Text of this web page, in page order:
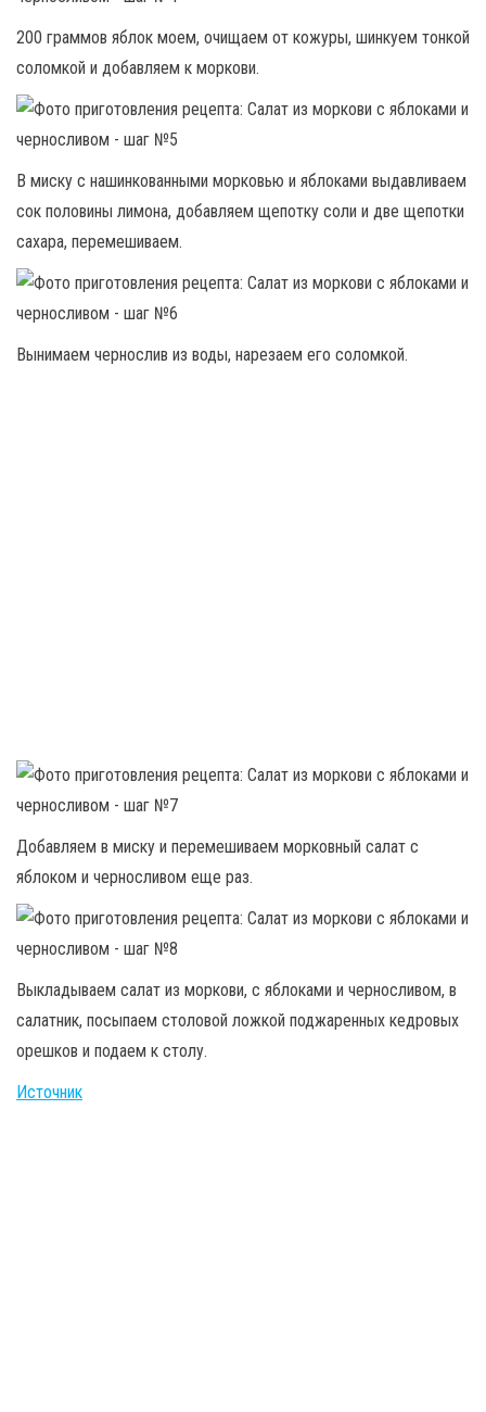
200 граммов яблок моем, очищаем от кожуры, шинкуем тонкой
соломкой и добавляем к моркови.
В миску с нашинкованными морковью и яблоками выдавливаем
сок половины лимона, добавляем щепотку соли и две щепотки
сахара, перемешиваем.
Вынимаем чернослив из воды, нарезаем его соломкой.
Добавляем в миску и перемешиваем морковный салат с
яблоком и черносливом еще раз.
Выкладываем салат из моркови, с яблоками и черносливом, в
салатник, посыпаем столовой ложкой поджаренных кедровых
орешков и подаем к столу.
Источник